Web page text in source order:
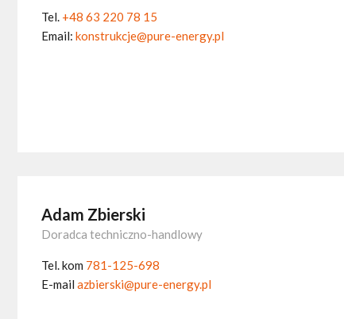
Tel. +48 63 220 78 15
Email: konstrukcje@pure-energy.pl
Adam Zbierski
Doradca techniczno-handlowy
Tel. kom 781-125-698
E-mail azbierski@pure-energy.pl